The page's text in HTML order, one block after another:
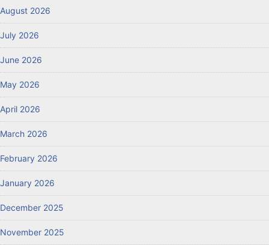
August 2026
July 2026
June 2026
May 2026
April 2026
March 2026
February 2026
January 2026
December 2025
November 2025